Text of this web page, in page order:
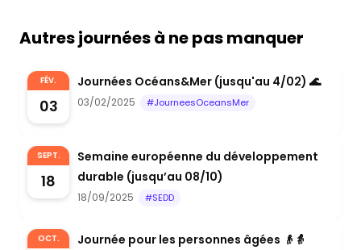
Autres journées à ne pas manquer
FÉV.
03
Journées Océans&Mer (jusqu'au 4/02) 🌊
03/02/2025 #JourneesOceansMer
SEPT.
18
Semaine européenne du développement
durable (jusqu’au 08/10)
18/09/2025 #SEDD
OCT. Journée pour les personnes âgées 👴👵